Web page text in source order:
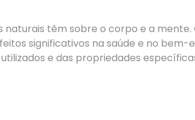
têm sobre o corpo e a mente.
significativos na saúde e no bem-
e das propriedades